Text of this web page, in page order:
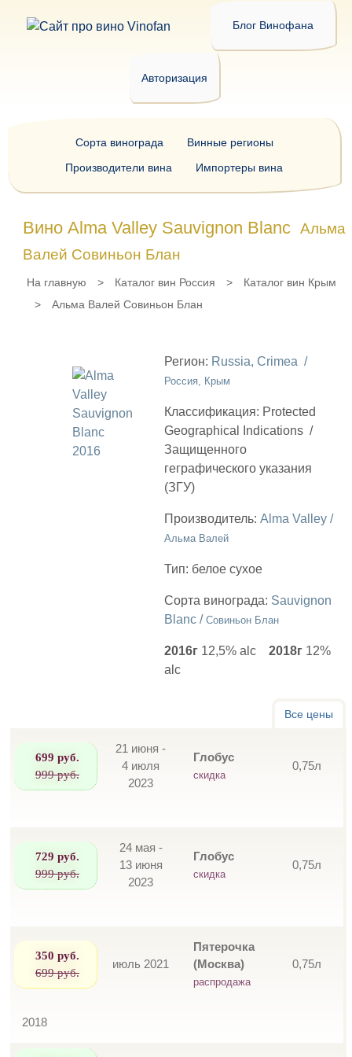
Блог Винофана
Авторизация
Вино Alma Valley Sauvignon Blanc Альма
Валей Совиньон Блан
На главную > Каталог вин Россия >
Каталог вин Крым
>
Альма Валей Совиньон Блан
Регион: Russia, Crimea /
Россия, Крым
Классификация: Protected
Geographical Indications /
Защищенного
геграфического указания
(ЗГУ)
Производитель: Alma Valley /
Альма Валей
Тип: белое сухое
Сорта винограда: Sauvignon
Blanc / Совиньон Блан
2016г 12,5% alc 2018г 12%
alc
Все цены
699 руб.
999 руб.
21 июня -
4 июля
2023
Глобус
скидка
0,75л
729 руб.
999 руб.
24 мая -
13 июня
2023
Глобус
скидка
0,75л
350 руб.
699 руб.
июль 2021
Пятерочка
(Москва)
распродажа
0,75л
2018
Сорта винограда
Винные регионы
Производители вина
Импортеры вина